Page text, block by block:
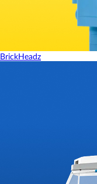
BrickHeadz